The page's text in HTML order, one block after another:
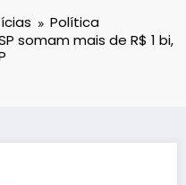
Política
somam mais de R$ 1 bi,